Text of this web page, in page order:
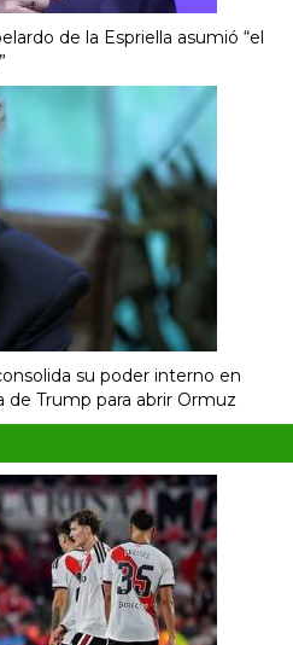
de la Espriella asumió “el
su poder interno en
de Trump para abrir Ormuz